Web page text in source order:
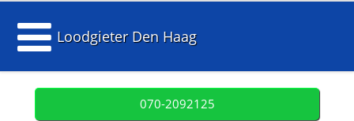
Loodgieter Den Haag
070-2092125